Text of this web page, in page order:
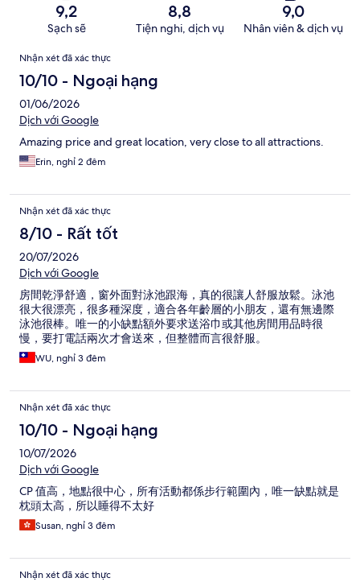
9,2
Sạch sẽ
8,8
Tiện nghi, dịch vụ
9,0
Nhân viên & dịch vụ
Nhận
xét
Nhận xét đã xác thực
10/10 - Ngoại hạng
01/06/2026
Dịch với Google
Amazing price and great location, very close to all attractions.
Erin, nghỉ 2 đêm
Nhận xét đã xác thực
8/10 - Rất tốt
20/07/2026
Dịch với Google
房間乾淨舒適，窗外面對泳池跟海，真的很讓人舒服放鬆。泳池
很大很漂亮，很多種深度，適合各年齡層的小朋友，還有無邊際
泳池很棒。唯一的小缺點額外要求送浴巾或其他房間用品時很
慢，要打電話兩次才會送來，但整體而言很舒服。
WU, nghỉ 3 đêm
Nhận xét đã xác thực
10/10 - Ngoại hạng
10/07/2026
Dịch với Google
CP 值高，地點很中心，所有活動都係步行範圍內，唯一缺點就是
枕頭太高，所以睡得不太好
Susan, nghỉ 3 đêm
Nhận xét đã xác thực